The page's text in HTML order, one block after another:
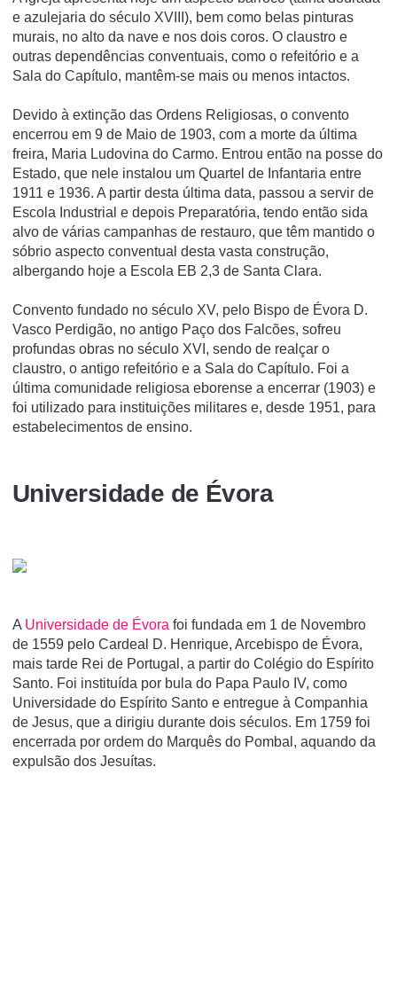
e azulejaria do século XVIII), bem como belas pinturas
murais, no alto da nave e nos dois coros. O claustro e
outras dependências conventuais, como o refeitório e a
Sala do Capí­tulo, mantêm-se mais ou menos intactos.
Devido à extinção das Ordens Religiosas, o convento
encerrou em 9 de Maio de 1903, com a morte da última
freira, Maria Ludovina do Carmo. Entrou então na posse do
Estado, que nele instalou um Quartel de Infantaria entre
1911 e 1936. A partir desta última data, passou a servir de
Escola Industrial e depois Preparatória, tendo então sida
alvo de várias campanhas de restauro, que têm mantido o
sóbrio aspecto conventual desta vasta construção,
albergando hoje a Escola EB 2,3 de Santa Clara.
Convento fundado no século XV, pelo Bispo de Évora D.
Vasco Perdigão, no antigo Paço dos Falcões, sofreu
profundas obras no século XVI, sendo de realçar o
claustro, o antigo refeitório e a Sala do Capítulo. Foi a
última comunidade religiosa eborense a encerrar (1903) e
foi utilizado para instituições militares e, desde 1951, para
estabelecimentos de ensino.
Universidade de Évora
A Universidade de Évora foi fundada em 1 de Novembro
de 1559 pelo Cardeal D. Henrique, Arcebispo de Évora,
mais tarde Rei de Portugal, a partir do Colégio do Espí­rito
Santo. Foi instituí­da por bula do Papa Paulo IV, como
Universidade do Espí­rito Santo e entregue à Companhia
de Jesus, que a dirigiu durante dois séculos. Em 1759 foi
encerrada por ordem do Marquês do Pombal, aquando da
expulsão dos Jesuí­tas.